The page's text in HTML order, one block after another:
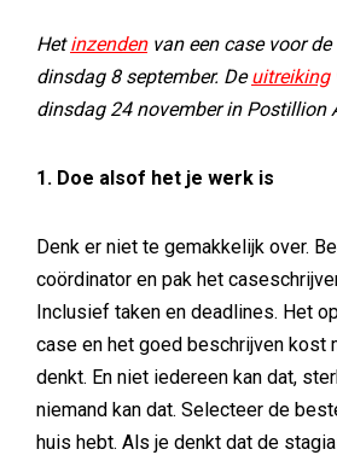
Hetinzendenvan een case voor de
dinsdag 8 september. Deuitreiking
dinsdag 24 november in Postillion
1. Doe alsof het je werk is
Denk er niet te gemakkelijk over.
coördinator en pak het
Inclusief taken en deadlines. Het
case en het goed beschrijven kost
denkt. En niet iedereen kan dat,
niemand kan dat. Selecteer de
huis hebt. Als je denkt dat de